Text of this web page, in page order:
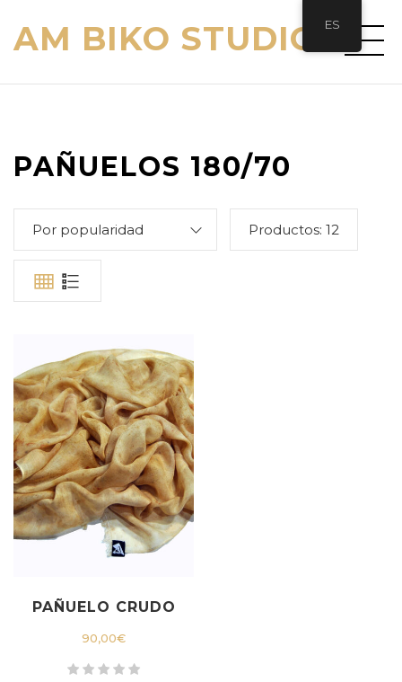
AM BIKO STUDIO
PAÑUELOS 180/70
Por popularidad Productos: 12
PAÑUELO CRUDO
90,00€
ES